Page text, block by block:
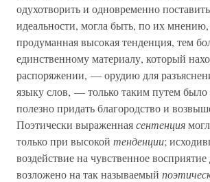
одухотворить и одновременно
идеальности, могла быть, по их мнению,
продуманная высокая тенденция, тем
единственному материалу, который
распоряжении, — орудию для
языку слов, — только таким путем
полезно придать благородство и
Поэтически выраженнаясентенция
только при высокой тенденции;
воздействие на чувственное
возложено на так называемый